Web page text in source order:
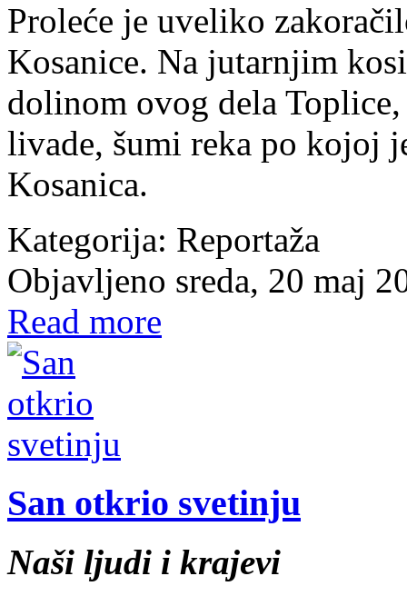
Proleće je uveliko
Kosanice. Na jutarnjim
dolinom ovog dela Toplice,
livade, šumi reka po kojoj
Kosanica.
Kategorija: Reportaža
Objavljeno sreda, 20 maj
Read more
San otkrio svetinju
Naši ljudi i krajevi